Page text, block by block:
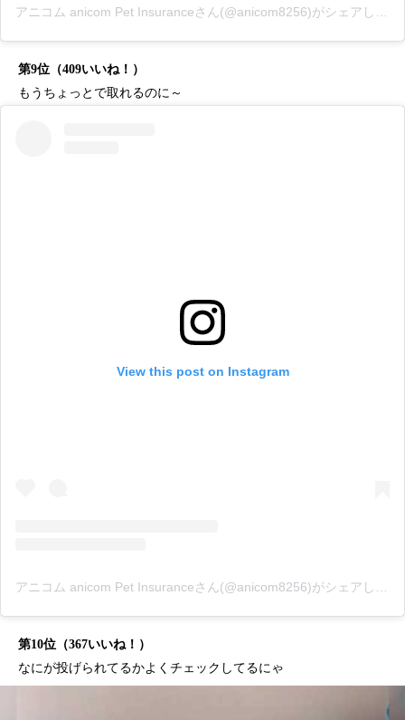
アニコム anicom Pet Insuranceさん(@anicom8256)がシェアした投稿
第9位（409いいね！）
もうちょっとで取れるのに～
View this post on Instagram
第10位（367いいね！）
なにが投げられてるかよくチェックしてるにゃ